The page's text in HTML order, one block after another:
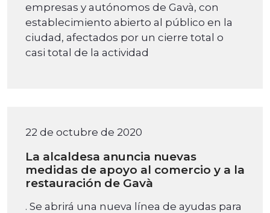
empresas y autónomos de Gavà, con
establecimiento abierto al público en la
ciudad, afectados por un cierre total o
casi total de la actividad
22 de octubre de 2020
La alcaldesa anuncia nuevas
medidas de apoyo al comercio y a la
restauración de Gavà
. Se abrirá una nueva línea de ayudas para